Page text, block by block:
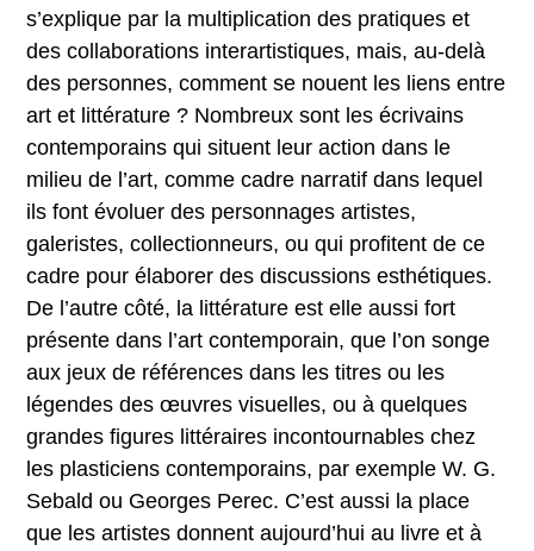
s’explique par la multiplication des pratiques et
des collaborations interartistiques, mais, au-delà
des personnes, comment se nouent les liens entre
art et littérature ? Nombreux sont les écrivains
contemporains qui situent leur action dans le
milieu de l’art, comme cadre narratif dans lequel
ils font évoluer des personnages artistes,
galeristes, collectionneurs, ou qui profitent de ce
cadre pour élaborer des discussions esthétiques.
De l’autre côté, la littérature est elle aussi fort
présente dans l’art contemporain, que l’on songe
aux jeux de références dans les titres ou les
légendes des œuvres visuelles, ou à quelques
grandes figures littéraires incontournables chez
les plasticiens contemporains, par exemple W. G.
Sebald ou Georges Perec. C’est aussi la place
que les artistes donnent aujourd’hui au livre et à